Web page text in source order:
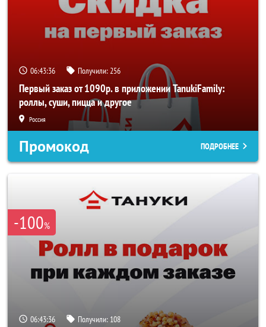
06:43:36 Получили:256
Первый заказ от 1090р. в приложении TanukiFamily:
роллы, суши, пицца и другое
Россия
Промокод ПОДРОБНЕЕ
-100%
06:43:36 Получили: 108